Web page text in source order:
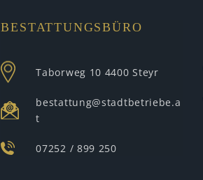
BESTATTUNGSBÜRO
Taborweg 10 4400 Steyr
bestattung@stadtbetriebe.a
t
07252 / 899 250